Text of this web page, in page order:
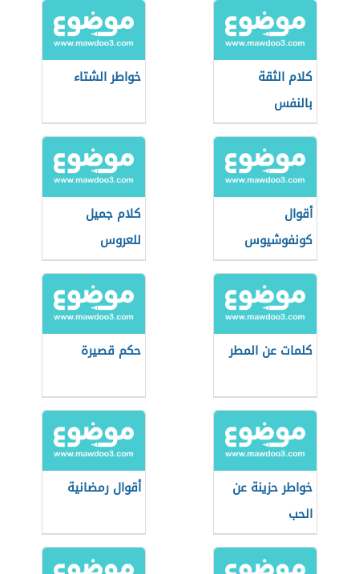
كلام الثقة
بالنفس
خواطر الشتاء
أقوال
كونفوشيوس
كلام جميل
للعروس
كلمات عن المطر حكم قصيرة
خواطر حزينة عن
الحب
أقوال رمضانية